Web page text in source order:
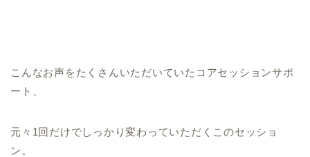
こんなお声をたくさんいただいていたコアセッションサポ
ート、
元々1回だけでしっかり変わっていただくこのセッショ
ン。